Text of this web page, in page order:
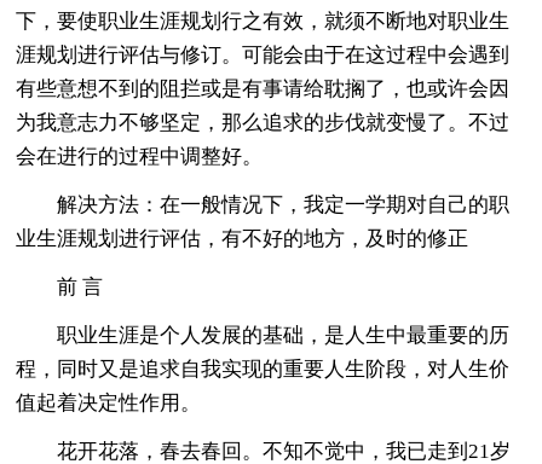
下，要使职业生涯规划行之有效，就须不断地对职业生
涯规划进行评估与修订。可能会由于在这过程中会遇到
有些意想不到的阻拦或是有事请给耽搁了，也或许会因
为我意志力不够坚定，那么追求的步伐就变慢了。不过
会在进行的过程中调整好。
解决方法：在一般情况下，我定一学期对自己的职
业生涯规划进行评估，有不好的地方，及时的修正
前 言
职业生涯是个人发展的基础，是人生中最重要的历
程，同时又是追求自我实现的重要人生阶段，对人生价
值起着决定性作用。
花开花落，春去春回。不知不觉中，我已走到21岁